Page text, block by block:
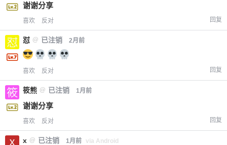
谢谢分享
喜欢 反对 回复
怼 @ 已注销 2月前
喜欢 反对 回复
筱熊 @ 已注销 1月前
谢谢分享
喜欢 反对 回复
x @ 已注销 1月前 via Android